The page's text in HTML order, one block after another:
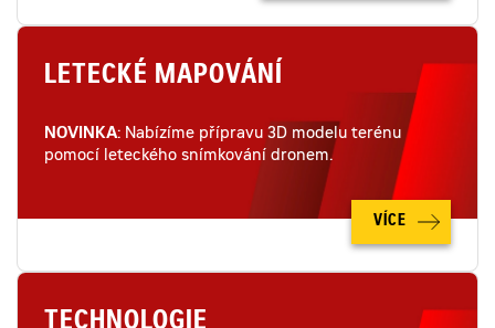
LETECKÉ MAPOVÁNÍ
NOVINKA: Nabízíme přípravu 3D modelu terénu
pomocí leteckého snímkování dronem.
VÍCE